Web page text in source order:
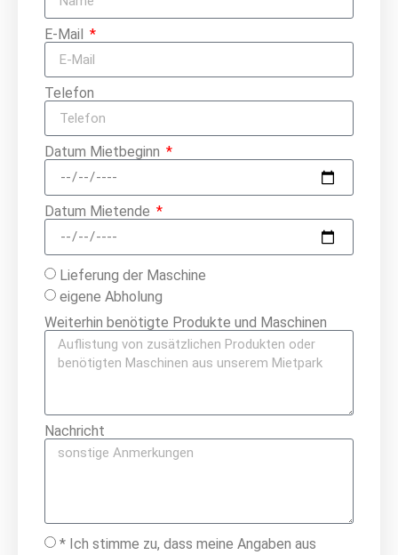
E-Mail
Telefon
Datum Mietbeginn
Datum Mietende
Lieferung der Maschine
eigene Abholung
Weiterhin benötigte Produkte und Maschinen
Nachricht
* Ich stimme zu, dass meine Angaben aus